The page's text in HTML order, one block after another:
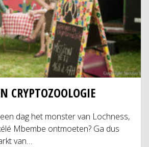
CRYPTOZOOLOGIE
dag het monster van Lochness,
Mbembe ontmoeten? Ga dus
van…